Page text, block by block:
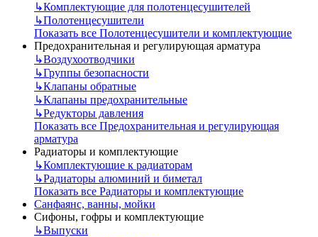
↳Комплектующие для полотенцесушителей
↳Полотенцесушители
Показать все Полотенцесушители и комплектующие
Предохранительная и регулирующая арматура
↳Воздухоотводчики
↳Группы безопасности
↳Клапаны обратные
↳Клапаны предохранительные
↳Редукторы давления
Показать все Предохранительная и регулирующая
арматура
Радиаторы и комплектующие
↳Комплектующие к радиаторам
↳Радиаторы алюминий и биметал
Показать все Радиаторы и комплектующие
Санфаянс, ванны, мойки
Сифоны, гофры и комплектующие
↳Выпуски